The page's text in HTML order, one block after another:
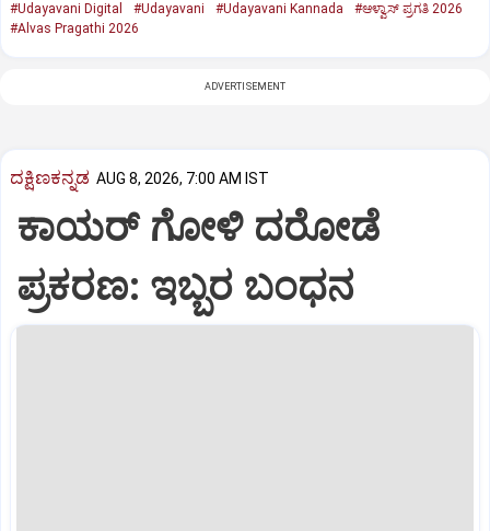
#Udayavani Digital #Udayavani #Udayavani Kannada
#ಆಳ್ವಾಸ್‌ ಪ್ರಗತಿ 2026
#Alvas Pragathi 2026
ADVERTISEMENT
ದಕ್ಷಿಣಕನ್ನಡ AUG 8, 2026, 7:00 AM IST
ಕಾಯರ್ ಗೋಳಿ ದರೋಡೆ
ಪ್ರಕರಣ: ಇಬ್ಬರ ಬಂಧನ